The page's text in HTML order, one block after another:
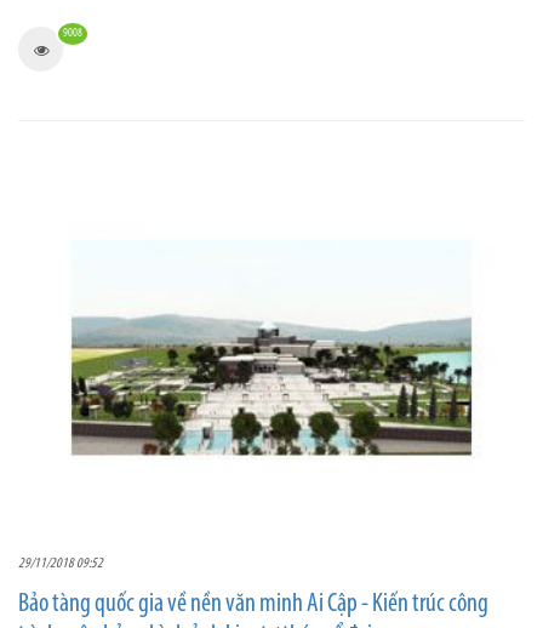
9008
29/11/2018 09:52
Bảo tàng quốc gia về nền văn minh Ai Cập - Kiến trúc công